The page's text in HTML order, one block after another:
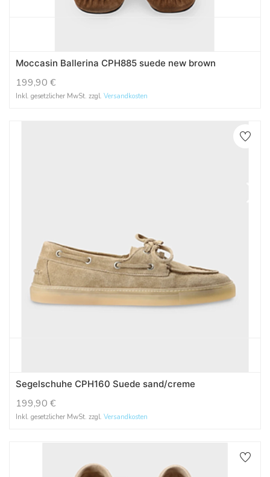
Moccasin Ballerina CPH885 suede new brown
199,90 €
Inkl. gesetzlicher MwSt. zzgl. Versandkosten
Segelschuhe CPH160 Suede sand/creme
199,90 €
Inkl. gesetzlicher MwSt. zzgl. Versandkosten